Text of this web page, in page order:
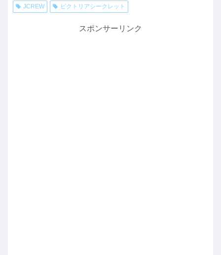
JCREW
ビクトリアシークレット
スポンサーリンク